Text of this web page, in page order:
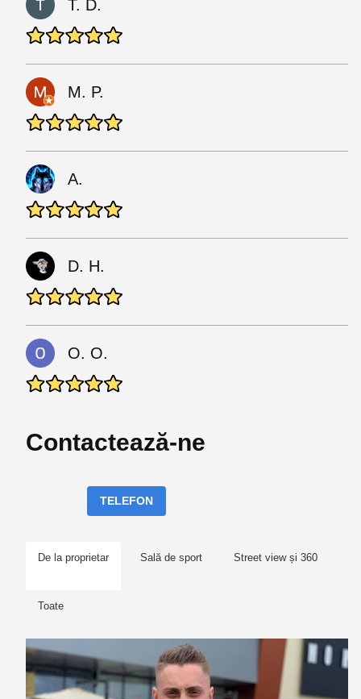
T. D.
M. P.
A.
D. H.
O. O.
Contactează-ne
TELEFON
De la proprietar Sală de sport Street view și 360
Toate